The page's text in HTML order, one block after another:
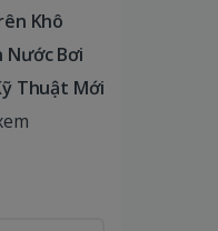
Khô
Nước Bơi
Thuật Mới